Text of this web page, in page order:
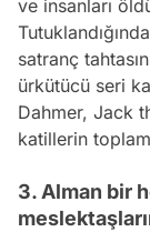
ve insanları
satranç
ürkütücü seri
Dahmer, Jack
katillerin
3. Alman bir